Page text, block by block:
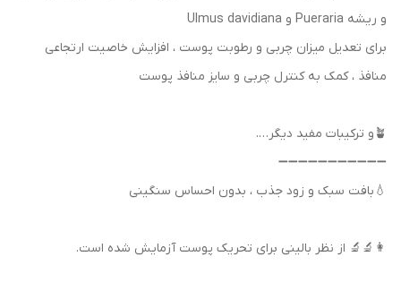
و ریشه Pueraria و Ulmus davidiana
برای تعدیل میزان چربی و رطوبت پوست ، افزایش خاصیت ارتجاعی
منافذ ، کمک به کنترل چربی و سایز منافذ پوست
🪴و ترکیبات مفید دیگر….
➖➖➖➖➖➖➖➖➖➖➖
💧بافت سبک و زود جذب ، بدون احساس سنگینی
👩‍🔬🔬 از نظر بالینی برای تحریک پوست آزمایش شده است.